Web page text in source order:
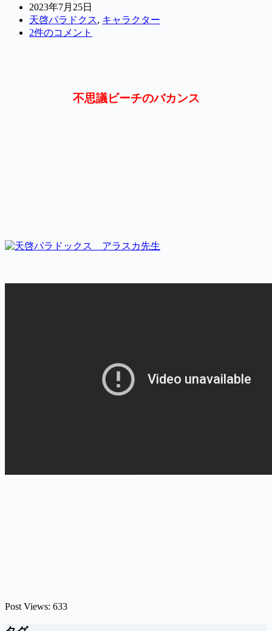
2023年7月25日
天啓パラドクス, キャラクター
2件のコメント
不思議ビーチのバカンス
Post Views: 633